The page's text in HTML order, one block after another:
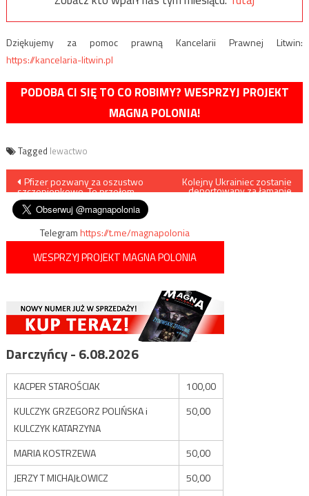
Dziękujemy za pomoc prawną Kancelarii Prawnej Litwin:
https://kancelaria-litwin.pl
PODOBA CI SIĘ TO CO ROBIMY? WESPRZYJ PROJEKT
MAGNA POLONIA!
Tagged lewactwo
Nawigacja
wpisu
Pfizer pozwany za oszustwo
szczepionkowe. To przełom
Kolejny Ukrainiec zostanie
deportowany za łamanie
Telegramhttps://t.me/magnapolonia
WESPRZYJ PROJEKT MAGNA POLONIA
Darczyńcy - 6.08.2026
KACPER STAROŚCIAK
100,00
KULCZYK GRZEGORZ POLIŃSKA i
KULCZYK KATARZYNA
50,00
MARIA KOSTRZEWA
50,00
JERZY T MICHAJŁOWICZ
50,00